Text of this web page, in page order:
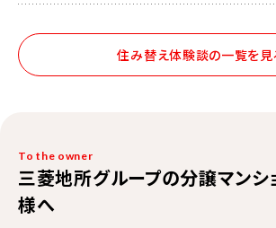
住み替え体験談の一覧を見
To the owner
三菱地所グループの分譲マンシ
様へ